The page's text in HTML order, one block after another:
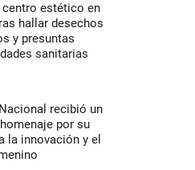
centro estético en
hallar desechos
y presuntas
sanitarias
recibió un
por su
la innovación y el